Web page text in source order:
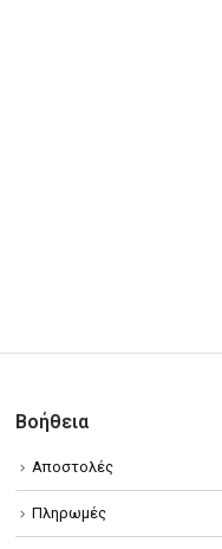
Βοήθεια
Αποστολές
Πληρωμές